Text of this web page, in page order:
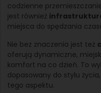
codzienne
jest również
miejsca do spędzania
Nie bez znaczenia jest też
oferują dynamiczne,
komfort na co dzień. To
dopasowany do stylu
tego aspektu.